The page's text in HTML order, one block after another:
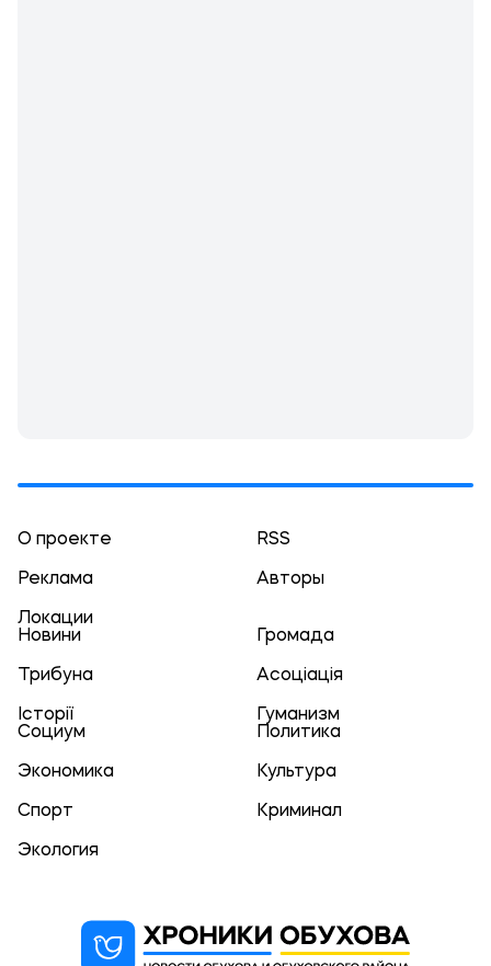
О проекте RSS
Реклама Авторы
Локации
Новини
Громада
Трибуна Асоціація
Історії
Гуманизм
Социум
Политика
Экономика Культура
Спорт Криминал
Экология